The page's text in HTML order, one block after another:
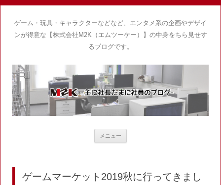
ゲーム・玩具・キャラクターなどなど、エンタメ系の企画やデザイ
ンが得意な【株式会社M2K（エムツーケー）】の中身をちら見せす
るブログです。
メニュー
ス
キ
ゲームマーケット2019秋に行ってきまし